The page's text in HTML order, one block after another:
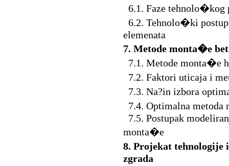
6.1. Faze tehnolo�kog
6.2. Tehnolo�ki
elemenata
7. Metode monta�e
7.1. Metode monta�e
7.2. Faktori uticaja i
7.3. Na?in izbora
7.4. Optimalna
7.5. Postupak
monta�e
8. Projekat tehnologije
zgrada